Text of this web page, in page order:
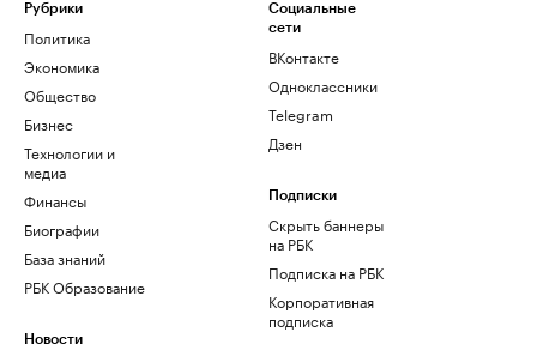
Рубрики
Политика
Экономика
Общество
Бизнес
Технологии и
медиа
Финансы
Биографии
База знаний
РБК Образование
Новости
Социальные
сети
ВКонтакте
Одноклассники
Telegram
Дзен
Подписки
Скрыть баннеры
на РБК
Подписка на РБК
Корпоративная
подписка